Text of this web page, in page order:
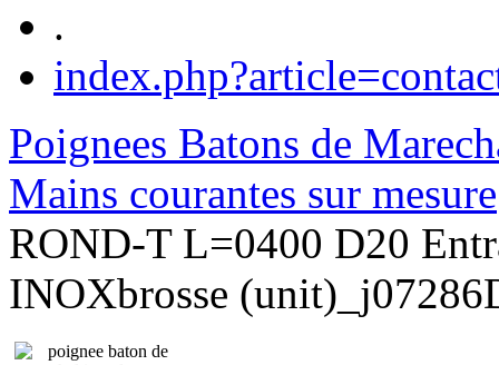
.
Poignees Batons de
Mains courantes sur mesure
ROND-T L=0400 D20
INOXbrosse